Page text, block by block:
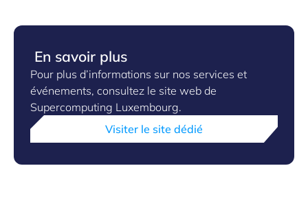
En savoir plus
Pour plus d’informations sur nos services et
événements, consultez le site web de
Supercomputing Luxembourg.
Visiter le site dédié